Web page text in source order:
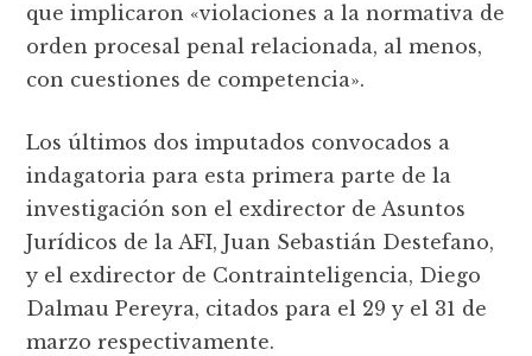
que implicaron «violaciones a la normativa de
orden procesal penal relacionada, al menos,
con cuestiones de competencia».
Los últimos dos imputados convocados a
indagatoria para esta primera parte de la
investigación son el exdirector de Asuntos
Jurídicos de la AFI, Juan Sebastián Destefano,
y el exdirector de Contrainteligencia, Diego
Dalmau Pereyra, citados para el 29 y el 31 de
marzo respectivamente.